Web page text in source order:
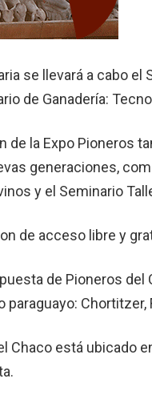
se llevará a cabo
de Ganadería:
de la Expo Pioneros
generaciones,
y el Seminario
de acceso libre y
de Pioneros
paraguayo: Chortitzer,
Chaco está ubicado